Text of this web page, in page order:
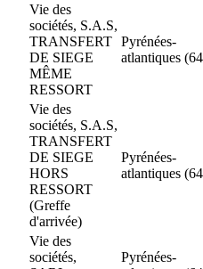
Vie des
sociétés, S.A.S,
TRANSFERT
DE SIEGE
MÊME
RESSORT
Pyrénées-
atlantiques
Vie des
sociétés, S.A.S,
TRANSFERT
DE SIEGE
HORS
RESSORT
(Greffe
d'arrivée)
Pyrénées-
atlantiques
Vie des
sociétés,
Pyrénées-